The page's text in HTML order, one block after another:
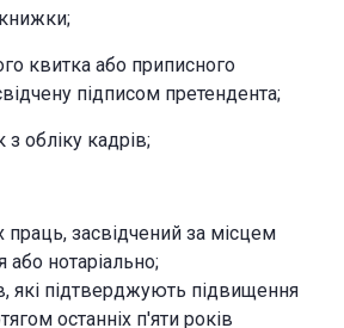
квитка або приписного
підписом претендента;
обліку кадрів;
праць, засвідчений за місцем
або нотаріально;
які підтверджують підвищення
останніх п'яти років